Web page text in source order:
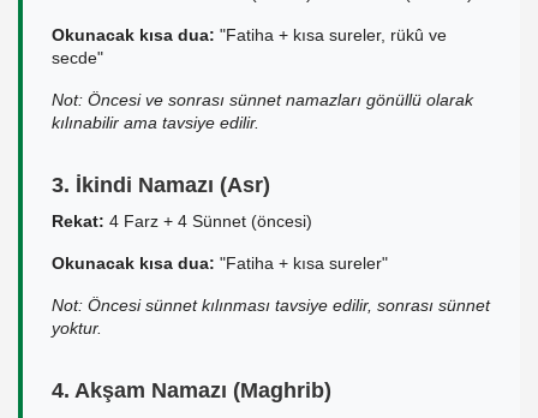
Okunacak kısa dua: "Fatiha + kısa sureler, rükû ve
secde"
Not: Öncesi ve sonrası sünnet namazları gönüllü olarak
kılınabilir ama tavsiye edilir.
3. İkindi Namazı (Asr)
Rekat: 4 Farz + 4 Sünnet (öncesi)
Okunacak kısa dua: "Fatiha + kısa sureler"
Not: Öncesi sünnet kılınması tavsiye edilir, sonrası sünnet
yoktur.
4. Akşam Namazı (Maghrib)